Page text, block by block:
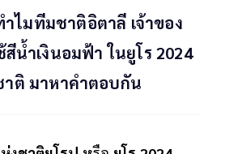
ไมทีมชาติอิตาลี เจ้าของ
น้ำเงินอมฟ้า ในยูโร 2024
ติ มาหาคำตอบกัน